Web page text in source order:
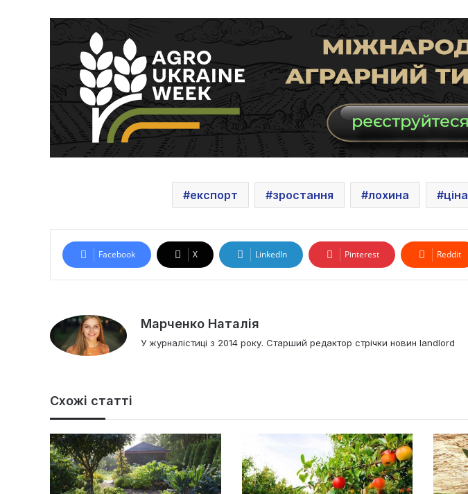
експорт зростання лохина ціна
Facebook X LinkedIn Pinterest Reddit
Марченко Наталія
У журналістиці з 2014 року. Старший редактор стрічки новин landlord
Схожі статті